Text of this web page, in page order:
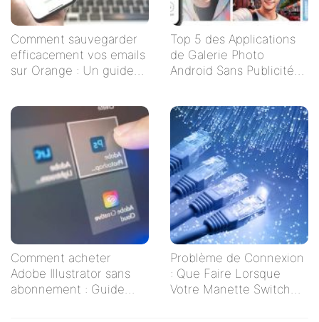
Comment sauvegarder
efficacement vos emails
sur Orange : Un guide
Top 5 des Applications
de Galerie Photo
Android Sans Publicités
Comment acheter
Adobe Illustrator sans
abonnement : Guide
Problème de Connexion
: Que Faire Lorsque
Votre Manette Switch